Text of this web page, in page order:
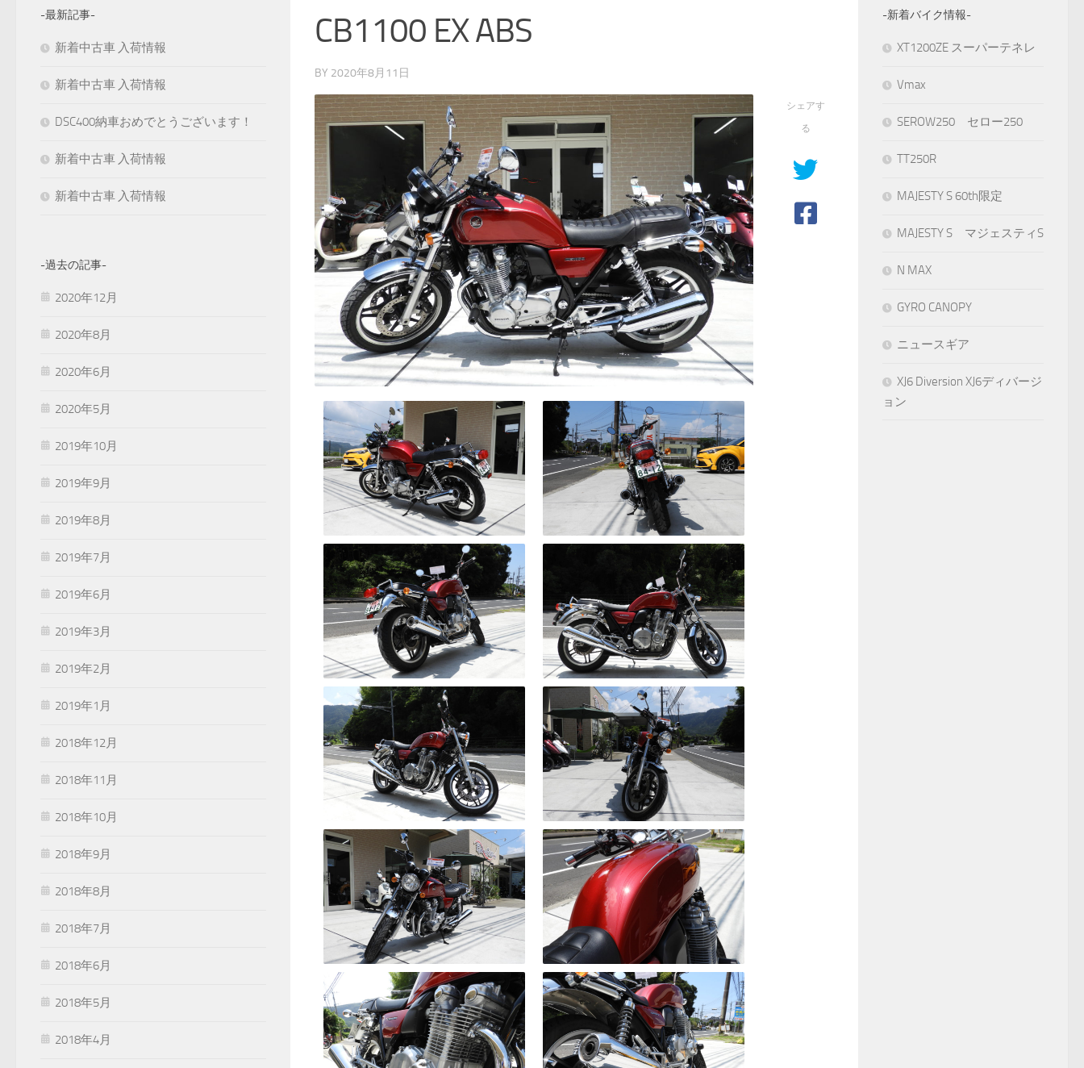
CB1100 EX ABS
BY 2020年8月11日
シェアす
る
-最新記事-
新着中古車 入荷情報
新着中古車 入荷情報
DSC400納車おめでとうございます！
新着中古車 入荷情報
新着中古車 入荷情報
-過去の記事-
2020年12月
2020年8月
2020年6月
2020年5月
2019年10月
2019年9月
2019年8月
2019年7月
2019年6月
2019年3月
2019年2月
2019年1月
2018年12月
2018年11月
2018年10月
2018年9月
2018年8月
2018年7月
2018年6月
2018年5月
2018年4月
-新着バイク情報-
XT1200ZE スーパーテネレ
Vmax
SEROW250 セロー250
TT250R
MAJESTY S 60th限定
MAJESTY S マジェスティS
N MAX
GYRO CANOPY
ニュースギア
XJ6 Diversion XJ6ディバージ
ョン